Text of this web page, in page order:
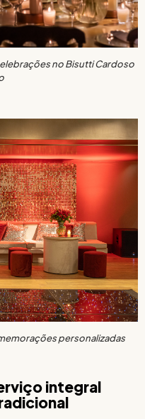
no Bisutti Cardoso
personalizadas
integral